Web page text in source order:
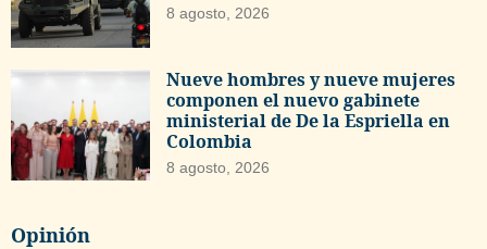
8 agosto, 2026
Nueve hombres y nueve mujeres
componen el nuevo gabinete
ministerial de De la Espriella en
Colombia
8 agosto, 2026
Opinión